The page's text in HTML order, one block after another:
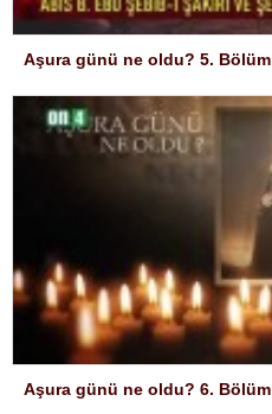
Aşura günü ne oldu? 5. Bölüm
Aşura günü ne oldu? 6. Bölüm